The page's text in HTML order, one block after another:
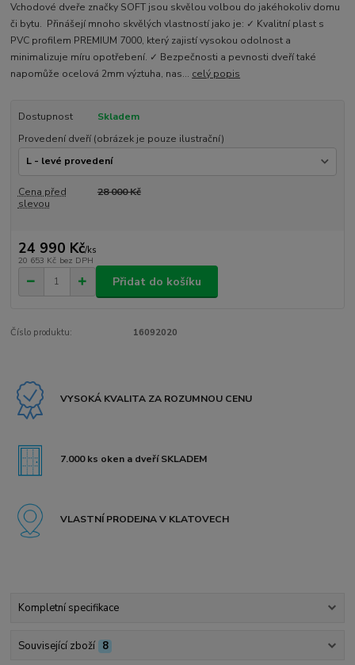
Vchodové dveře značky SOFT jsou skvělou volbou do jakéhokoliv domu
či bytu. Přinášejí mnoho skvělých vlastností jako je: ✓ Kvalitní plast s
PVC profilem PREMIUM 7000, který zajistí vysokou odolnost a
minimalizuje míru opotřebení. ✓ Bezpečnosti a pevnosti dveří také
napomůže ocelová 2mm výztuha, nas... celý popis
Dostupnost
Skladem
Provedení dveří (obrázek je pouze ilustrační)
Cena před
slevou
28 000 Kč
24 990 Kč/ks
20 653 Kč bez DPH
Přidat do košíku
Číslo produktu: 16092020
VYSOKÁ KVALITA ZA ROZUMNOU CENU
7.000 ks oken a dveří SKLADEM
VLASTNÍ PRODEJNA V KLATOVECH
Kompletní specifikace
Související zboží 8